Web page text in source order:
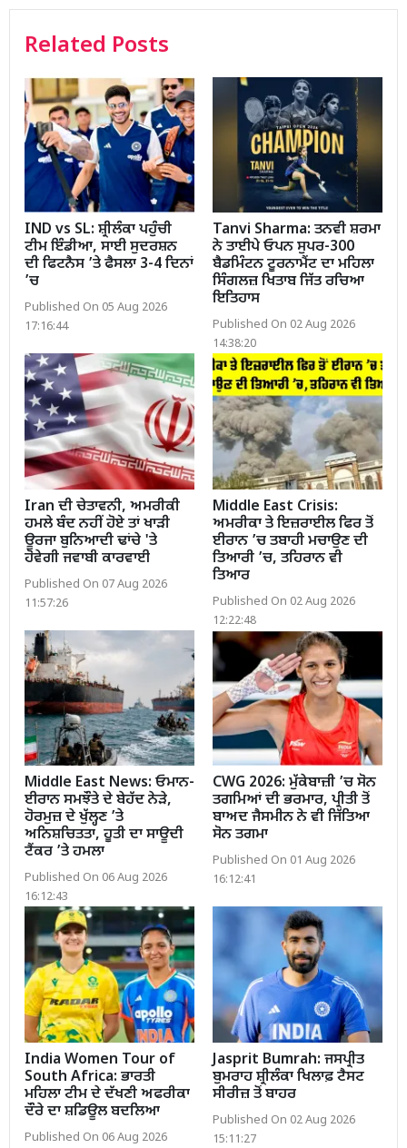
Related Posts
IND vs SL: ਸ਼੍ਰੀਲੰਕਾ ਪਹੁੰਚੀ
ਟੀਮ ਇੰਡੀਆ, ਸਾਈ ਸੁਦਰਸ਼ਨ
ਦੀ ਫਿਟਨੈਸ ’ਤੇ ਫੈਸਲਾ 3-4 ਦਿਨਾਂ
’ਚ
Published On 05 Aug 2026
17:16:44
Tanvi Sharma: ਤਨਵੀ ਸ਼ਰਮਾ
ਨੇ ਤਾਈਪੇ ਓਪਨ ਸੁਪਰ-300
ਬੈਡਮਿੰਟਨ ਟੂਰਨਾਮੈਂਟ ਦਾ ਮਹਿਲਾ
ਸਿੰਗਲਜ਼ ਖਿਤਾਬ ਜਿੱਤ ਰਚਿਆ
ਇਤਿਹਾਸ
Published On 02 Aug 2026
14:38:20
Iran ਦੀ ਚੇਤਾਵਨੀ, ਅਮਰੀਕੀ
ਹਮਲੇ ਬੰਦ ਨਹੀਂ ਹੋਏ ਤਾਂ ਖਾੜੀ
ਊਰਜਾ ਬੁਨਿਆਦੀ ਢਾਂਚੇ 'ਤੇ
ਹੋਵੇਗੀ ਜਵਾਬੀ ਕਾਰਵਾਈ
Published On 07 Aug 2026
11:57:26
Middle East Crisis:
ਅਮਰੀਕਾ ਤੇ ਇਜ਼ਰਾਈਲ ਫਿਰ ਤੋਂ
ਈਰਾਨ ’ਚ ਤਬਾਹੀ ਮਚਾਉਣ ਦੀ
ਤਿਆਰੀ ’ਚ, ਤਹਿਰਾਨ ਵੀ
ਤਿਆਰ
Published On 02 Aug 2026
12:22:48
Middle East News: ਓਮਾਨ-
ਈਰਾਨ ਸਮਝੌਤੇ ਦੇ ਬੇਹੱਦ ਨੇੜੇ,
ਹੋਰਮੁਜ਼ ਦੇ ਖੁੱਲ੍ਹਣ ’ਤੇ
ਅਨਿਸ਼ਚਿਤਤਾ, ਹੂਤੀ ਦਾ ਸਾਊਦੀ
ਟੈਂਕਰ ’ਤੇ ਹਮਲਾ
Published On 06 Aug 2026
16:12:43
CWG 2026: ਮੁੱਕੇਬਾਜ਼ੀ ’ਚ ਸੋਨ
ਤਗਮਿਆਂ ਦੀ ਭਰਮਾਰ, ਪ੍ਰੀਤੀ ਤੋਂ
ਬਾਅਦ ਜੈਸਮੀਨ ਨੇ ਵੀ ਜਿੱਤਿਆ
ਸੋਨ ਤਗਮਾ
Published On 01 Aug 2026
16:12:41
India Women Tour of
South Africa: ਭਾਰਤੀ
ਮਹਿਲਾ ਟੀਮ ਦੇ ਦੱਖਣੀ ਅਫਰੀਕਾ
ਦੌਰੇ ਦਾ ਸ਼ਡਿਊਲ ਬਦਲਿਆ
Published On 06 Aug 2026
Jasprit Bumrah: ਜਸਪ੍ਰੀਤ
ਬੁਮਰਾਹ ਸ਼੍ਰੀਲੰਕਾ ਖਿਲਾਫ਼ ਟੈਸਟ
ਸੀਰੀਜ਼ ਤੋਂ ਬਾਹਰ
Published On 02 Aug 2026
15:11:27